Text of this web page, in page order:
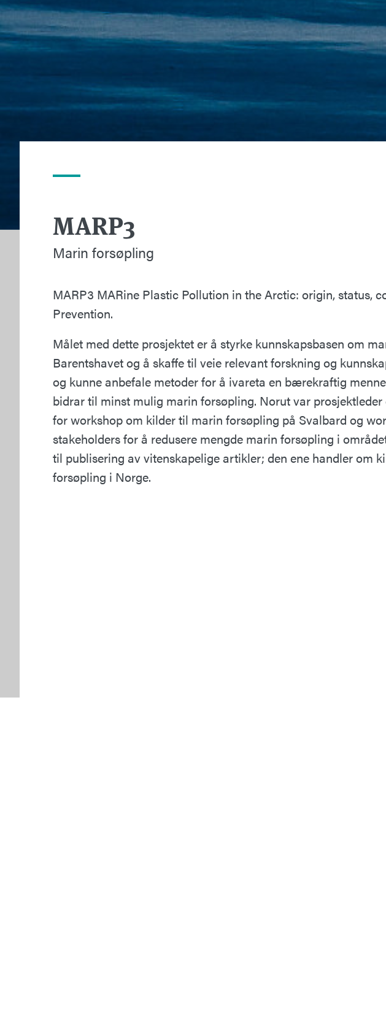
MARP3
Marin forsøpling
MARP3 MARine Plastic Pollution in the Arctic: origin, status,
Prevention.
Målet med dette prosjektet er å styrke kunnskapsbasen om
Barentshavet og å skaffe til veie relevant forskning og
og kunne anbefale metoder for å ivareta en bærekraftig
bidrar til minst mulig marin forsøpling. Norut var prosjektleder
for workshop om kilder til marin forsøpling på Svalbard og
stakeholders for å redusere mengde marin forsøpling i
til publisering av vitenskapelige artikler; den ene handler om
forsøpling i Norge.